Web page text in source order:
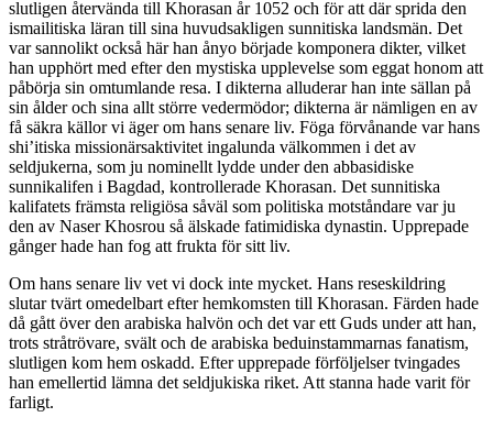
slutligen återvända till Khorasan år 1052 och för att där sprida den
ismailitiska läran till sina huvudsakligen sunnitiska landsmän. Det
var sannolikt också här han ånyo började komponera dikter, vilket
han upphört med efter den mystiska upplevelse som eggat honom att
påbörja sin omtumlande resa. I dikterna alluderar han inte sällan på
sin ålder och sina allt större vedermödor; dikterna är nämligen en av
få säkra källor vi äger om hans senare liv. Föga förvånande var hans
shi’itiska missionärsaktivitet ingalunda välkommen i det av
seldjukerna, som ju nominellt lydde under den abbasidiske
sunnikalifen i Bagdad, kontrollerade Khorasan. Det sunnitiska
kalifatets främsta religiösa såväl som politiska motståndare var ju
den av Naser Khosrou så älskade fatimidiska dynastin. Upprepade
gånger hade han fog att frukta för sitt liv.
Om hans senare liv vet vi dock inte mycket. Hans reseskildring
slutar tvärt omedelbart efter hemkomsten till Khorasan. Färden hade
då gått över den arabiska halvön och det var ett Guds under att han,
trots stråtrövare, svält och de arabiska beduinstammarnas fanatism,
slutligen kom hem oskadd. Efter upprepade förföljelser tvingades
han emellertid lämna det seldjukiska riket. Att stanna hade varit för
farligt.